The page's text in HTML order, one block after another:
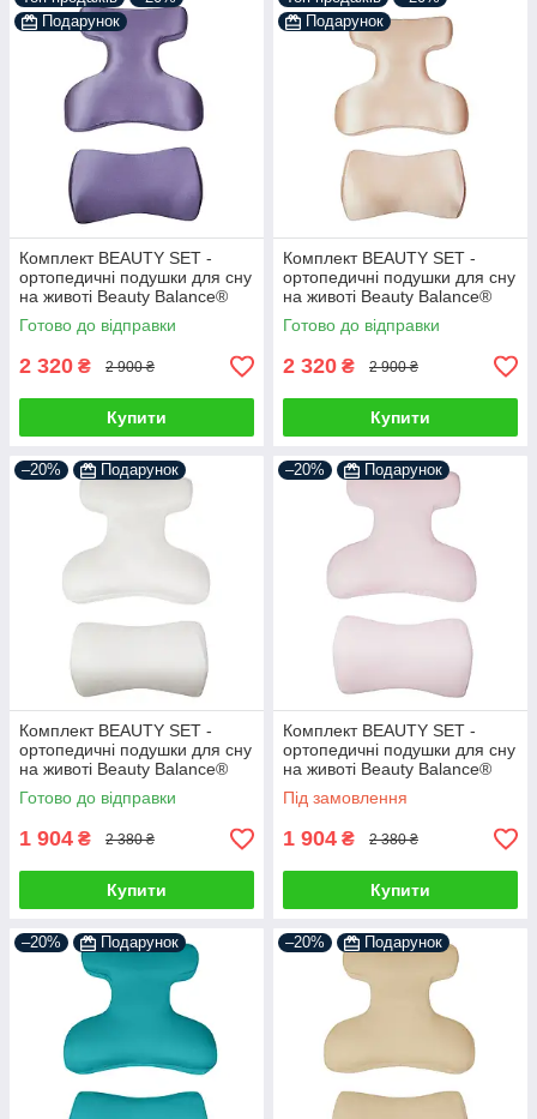
Подарунок
Комплект BEAUTY SET -
ортопедичні подушки для сну
на животі Beauty Balance®
(Face Pillow №1 & Roller
Pillow №2) шовк лаванда
Готово до відправки
2 320 ₴ 2 900 ₴
Купити
Подарунок
Комплект BEAUTY SET -
ортопедичні подушки для сну
на животі Beauty Balance®
(Face Pillow №1 & Roller
Pillow №2) шовк бежевий
Готово до відправки
2 320 ₴ 2 900 ₴
Купити
–20% Подарунок
Комплект BEAUTY SET -
ортопедичні подушки для сну
на животі Beauty Balance®
(Face Pillow №1 & Roller
Pillow №2) тенсел айворі
Готово до відправки
1 904 ₴ 2 380 ₴
Купити
–20% Подарунок
Комплект BEAUTY SET -
ортопедичні подушки для сну
на животі Beauty Balance®
(Face Pillow №1 & Roller
Pillow №2) тенсел пудра
Під замовлення
1 904 ₴ 2 380 ₴
Купити
–20% Подарунок –20% Подарунок